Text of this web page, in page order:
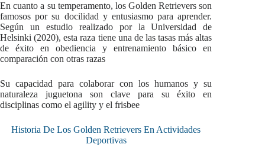
En cuanto a su temperamento, los Golden Retrievers son
famosos por su docilidad y entusiasmo para aprender.
Según un estudio realizado por la Universidad de
Helsinki (2020), esta raza tiene una de las tasas más altas
de éxito en obediencia y entrenamiento básico en
comparación con otras razas
Su capacidad para colaborar con los humanos y su
naturaleza juguetona son clave para su éxito en
disciplinas como el agility y el frisbee
Historia De Los Golden Retrievers En Actividades
Deportivas